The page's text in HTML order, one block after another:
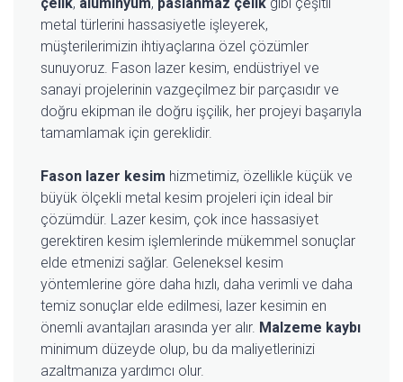
metal türlerini hassasiyetle işleyerek,
müşterilerimizin ihtiyaçlarına özel çözümler
sunuyoruz. Fason lazer kesim, endüstriyel ve
sanayi projelerinin vazgeçilmez bir parçasıdır ve
doğru ekipman ile doğru işçilik, her projeyi başarıyla
tamamlamak için gereklidir.
Fason lazer kesim hizmetimiz, özellikle küçük ve
büyük ölçekli metal kesim projeleri için ideal bir
çözümdür. Lazer kesim, çok ince hassasiyet
gerektiren kesim işlemlerinde mükemmel sonuçlar
elde etmenizi sağlar. Geleneksel kesim
yöntemlerine göre daha hızlı, daha verimli ve daha
temiz sonuçlar elde edilmesi, lazer kesimin en
önemli avantajları arasında yer alır. Malzeme kaybı
minimum düzeyde olup, bu da maliyetlerinizi
azaltmanıza yardımcı olur.